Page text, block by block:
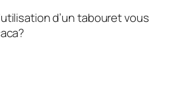
d’un tabouret vous